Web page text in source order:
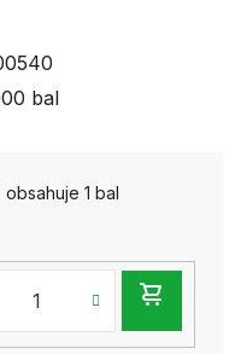
| obsahuje 1 bal
bal